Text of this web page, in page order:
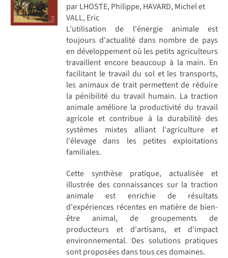
par LHOSTE, Philippe, HAVARD, Michel et
VALL, Eric
L'utilisation de l'énergie animale est
toujours d'actualité dans nombre de pays
en développement où les petits agriculteurs
travaillent encore beaucoup à la main. En
facilitant le travail du sol et les transports,
les animaux de trait permettent de réduire
la pénibilité du travail humain. La traction
animale améliore la productivité du travail
agricole et contribue à la durabilité des
systèmes mixtes alliant l'agriculture et
l'élevage dans les petites exploitations
familiales.
Cette synthèse pratique, actualisée et
illustrée des connaissances sur la traction
animale est enrichie de résultats
d'expériences récentes en matière de bien-
être animal, de groupements de
producteurs et d'artisans, et d'impact
environnemental. Des solutions pratiques
sont proposées dans tous ces domaines.